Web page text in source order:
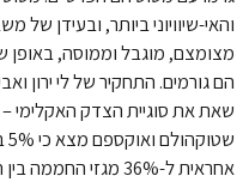
והאי-שיוויוני ביותר, ובעידן
מצומצם, מוגבל וממוסה, באופן
הם גורמים. התחקיר של לי ירון
שאת את סוגיית הצדק האקלימי